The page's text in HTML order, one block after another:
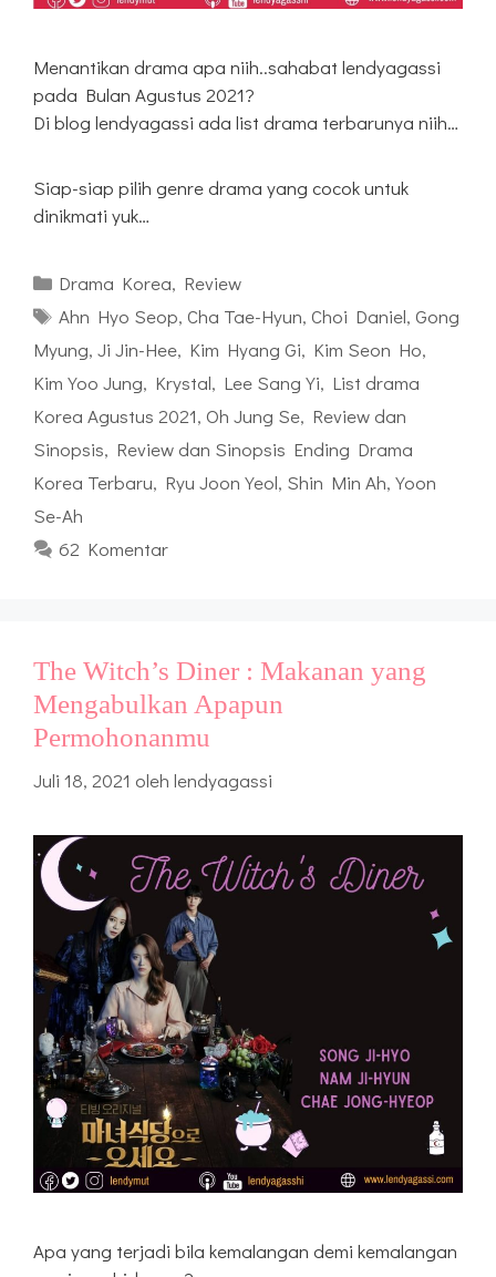
Menantikan drama apa niih..sahabat lendyagassi
pada Bulan Agustus 2021?
Di blog lendyagassi ada list drama terbarunya niih…
Siap-siap pilih genre drama yang cocok untuk
dinikmati yuk…
Kategori
Drama Korea, Review
Tag
Ahn Hyo Seop,Cha Tae-Hyun,Choi Daniel,Gong
Myung, Ji Jin-Hee, Kim Hyang Gi, Kim Seon Ho,
Kim Yoo Jung, Krystal, Lee Sang Yi, List drama
Korea Agustus 2021, Oh Jung Se, Review dan
Sinopsis, Review dan Sinopsis Ending Drama
Korea Terbaru, Ryu Joon Yeol, Shin Min Ah, Yoon
Se-Ah
62 Komentar
The Witch’s Diner : Makanan yang
Mengabulkan Apapun
Permohonanmu
Juli 18, 2021 oleh lendyagassi
Apa yang terjadi bila kemalangan demi kemalangan